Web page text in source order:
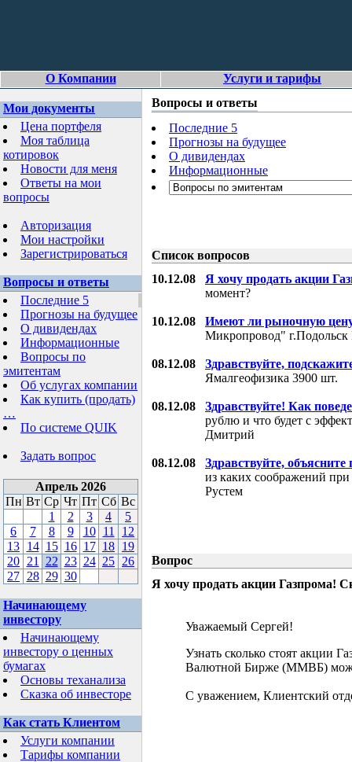
О Компании Услуги и тарифы
Мои документы
Цена портфеля
Моя таблица
котировок
Новости для меня
Ответы на мои
вопросы
Авторизация
Мои настройки
Зарегистрироваться
Вопросы и ответы
Последние 5
Прогнозы на будущее
О дивидендах
Информационные
Вопросы по
эмитентам
Об услугах компании
Как купить (продать)
…
По системе QUIK
Задать вопрос
Апрель 2026
Пн Вт Ср Чт Пт Сб Вс
1
2 3 4
5
6
7 8 9 10 11
12
13 14 15 16 17 18 19
20 21 22 23 24 25 26
27 28 29 30
Начинающему
инвестору
Начинающему
инвестору о ценных
бумагах
Основы теханализа
Сказка об инвесторе
Как стать Клиентом
Услуги компании
Тарифы компании
Вопросы и ответы
Последние 5
Прогнозы на будущее
О дивидендах
Информационные
Список вопросов
10.12.08 Я хочу продать акции
момент?
10.12.08
Имеют ли рыночную
Микропровод"
08.12.08
Здравствуйте,
Ямалгеофизика 3900 шт.
08.12.08
Здравствуйте! Как
рублю и что будет с
Дмитрий
08.12.08
Здравствуйте, объясните
из каких соображений
Рустем
Вопрос
Я хочу продать акции Газпрома!
Уважаемый Сергей!
Узнать сколько стоят акции
Валютной Бирже (ММВБ)
С уважением, Клиентский